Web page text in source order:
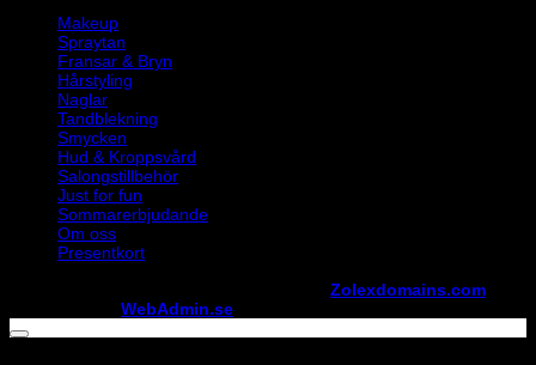
Makeup
Spraytan
Fransar & Bryn
Hårstyling
Naglar
Tandblekning
Smycken
Hud & Kroppsvård
Salongstillbehör
Just for fun
Sommarerbjudande
Om oss
Presentkort
Zolexdomains.com
WebAdmin.se